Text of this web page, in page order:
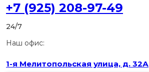
+7 (925) 208-97-49
24/7
Наш офис:
1-я Мелитопольская улица, д. 32А